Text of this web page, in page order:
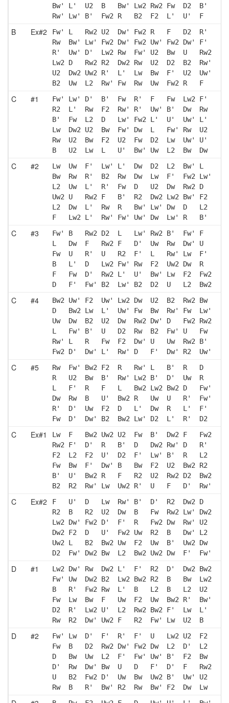
Bw' L'  U2  B   Bw' Lw2 Rw2 Fw  D2  B'
Rw' Lw' B'  Fw2 R   B2  F2  L'  U'  F
B Ex#2
Fw' L   Rw2 U2  Dw' Fw2 R   F   D2  R'
Rw  Bw' Lw' Fw2 Dw' Fw2 Uw' Fw2 Dw' F'
R'  Uw' D'  Lw2 Rw  Fw' U2  Bw  U   Rw2
Lw2 D   Rw2 R2  Dw2 Rw  U2  D2  B2  Rw'
U2  Dw2 Uw2 R'  L'  Lw  Bw  F'  U2  Uw'
B2  Uw  L2  Rw' Fw  Rw  Uw  Fw2 R   F
C #1
Fw' Lw' D'  B'  Fw  R'  F   Fw  Lw2 F'
R2  L'  Rw  F2  Rw' R'  Uw' B'  Dw  Rw
B'  Fw  L2  D   Lw' Fw2 L'  U'  Uw' L'
Lw  Dw2 U2  Bw  Fw' Dw  L   Fw' Rw  U2
Rw  U2  Bw  F2  U2  Fw  D2  Lw  Uw' U'
B   U2  Lw  L   U'  Bw' Uw  L2  Bw  Dw
C #2
Lw  Uw  F'  Lw' L'  Dw  D2  L2  Bw' L
Bw  Rw  R'  B2  Rw  Dw  Lw  F'  Fw2 Lw'
L2  Uw  L'  R'  Fw  D   U2  Dw  Rw2 D
Uw2 U   Rw2 F   B'  R2  Dw2 Lw2 Bw' F2
L2  Dw  L'  Rw  R   Bw' Lw' Dw  D   L2
F   Lw2 L'  Rw' Fw' Uw' Dw  Lw' R   B'
C #3
Fw' B   Rw2 D2  L   Lw' Rw2 B'  Fw' F
L   Dw  F   Rw2 F   D'  Uw  Rw  Dw' U
Fw  U   R'  U   R2  F'  L   Rw' Lw  F'
B   L'  D   Lw2 Fw' Rw  F2  Uw2 Dw  R
F   Fw  D'  Rw2 L'  U'  Bw' Lw  F2  Fw2
D   F'  Fw' B2  Lw' B2  D2  U   L2  Bw2
C #4
Bw2 Uw' F2  Uw' Lw2 Dw  U2  B2  Rw2 Bw
D   Bw2 Lw  L'  Uw' Fw  Bw  Rw' Fw  Lw'
Uw  Dw  B2  U2  Dw  Rw2 Dw' D   Fw2 Rw2
L   Fw' B'  U   D2  Rw  B2  Fw' U   Fw
Rw' L   R   Fw  F2  Dw' U   Uw  Rw2 B'
Fw2 D'  Dw' L'  Rw' D   F'  Dw' R2  Uw'
C #5
Rw  Fw' Bw2 F2  R   Rw' L   B'  R   D
R   U2  Bw  B'  Rw' Lw2 B'  D'  Uw  R
L   F'  R   F   L   Bw2 Lw2 Bw2 D   Fw'
Dw  Rw  B   U'  Bw2 R   Uw  U   R'  Fw'
R'  D'  Uw  F2  D   L'  Dw  R   L'  F'
Fw  D'  Dw' B2  Bw2 Lw' D2  L'  R'  D2
C Ex#1
Lw  F   Bw2 Uw2 U2  Fw  B'  Dw2 F   Fw2
Rw2 F'  D'  R   B'  D   Dw2 Rw' D   R'
F2  L2  F2  U'  D2  F'  Lw' B'  R   L2
Fw  Bw  F'  Dw' B   Bw  F2  U2  Bw2 R2
B'  U'  Bw2 R   F   R2  U2  Rw2 D2  Bw2
B2  R2  Rw' Lw  Uw2 R'  U   F   D'  Rw'
C Ex#2
F   U'  D   Lw  Rw' B'  D'  R2  Dw2 D
R2  B   R2  U2  Dw  B   Fw  Rw2 Lw' Dw2
Lw2 Dw' Fw2 D'  F'  R   Fw2 Dw  Rw' U2
Dw2 F2  D   U'  Fw2 Uw  R2  B   Dw' L2
Uw2 L   B2  Bw2 Uw  F2  Uw  B'  Uw2 Dw
D2  Fw' Dw2 Bw  L2  Bw2 Uw2 Dw  F'  Fw'
D #1
Lw2 Dw' Rw  Dw2 L'  F'  R2  D'  Dw2 Bw2
Fw' Uw  Dw2 B2  Lw2 Bw2 R2  B   Bw  Lw2
B   R'  Fw2 Rw  L'  B   L2  B   L2  U2
Fw  Lw  Bw  F   Uw  F2  Uw  Bw2 R'  Bw'
D2  R'  Lw2 U'  L2  Rw2 Bw2 F'  Lw  L'
Rw  R2  Dw' Uw2 F   R2  Fw' Lw  U2  B
D #2
Fw' Lw  D'  F'  R'  F'  U   Lw2 U2  F2
Fw  B   D2  Rw2 Dw' Fw2 Dw  L2  D'  L2
D   Bw  Uw  L2  F'  Fw' Uw' B'  F2  Bw
D'  Rw  Dw' Bw  U   D   F'  D'  F   Rw2
U   B2  Fw2 D'  Uw  Bw  Uw2 B'  Uw' U2
Rw  B   R'  Bw' R2  Rw  Bw' F2  Dw  Lw